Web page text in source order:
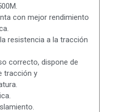
con mejor rendimiento
resistencia a la tracción
correcto, dispone de
tracción y